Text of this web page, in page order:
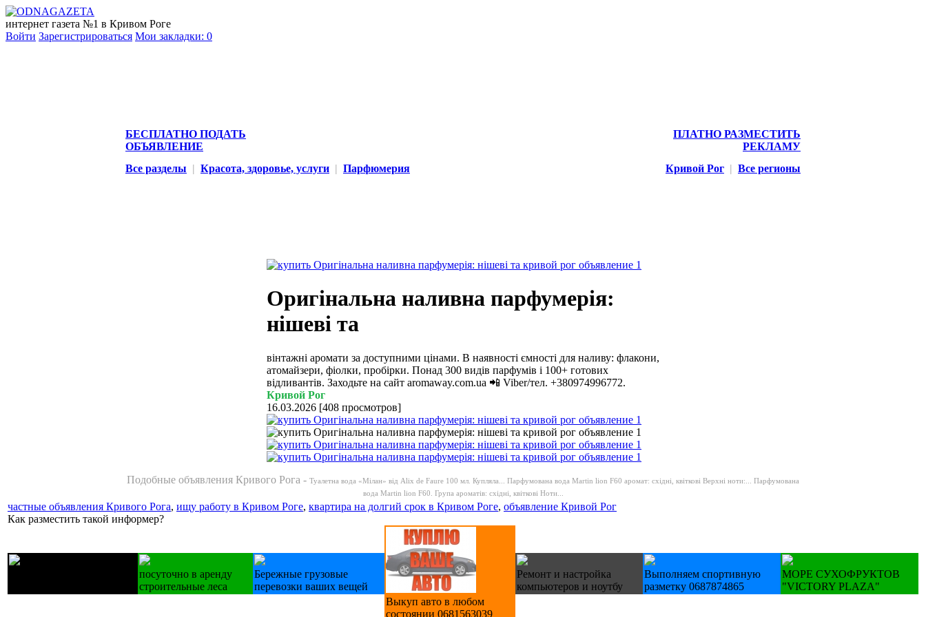
интернет газета №1 в Кривом Роге
Войти Зарегистрироваться Мои закладки: 0
БЕСПЛАТНО ПОДАТЬ
ОБЪЯВЛЕНИЕ
ПЛАТНО РАЗМЕСТИТЬ
РЕКЛАМУ
Все разделы | Красота, здоровье, услуги | Парфюмерия Кривой Рог | Все регионы
Оригінальна наливна парфумерія:
нішеві та
вінтажні аромати за доступними цінами. В наявності ємності для наливу: флакони,
атомайзери, фіолки, пробірки. Понад 300 видів парфумів і 100+ готових
відливантів. Заходьте на сайт aromaway.com.ua 📲 Viber/тел. +380974996772.
Кривой Рог
16.03.2026 [408 просмотров]
Подобные объявления Кривого Рога - Туалетна вода «Мілан» від Alix de Faure 100 мл. Купляла... Парфумована вода Martin lion F60 аромат: східні, квіткові Верхні ноти:... Парфумована
вода Martin lion F60. Група ароматів: східні, квіткові Ноти...
частные объявления Кривого Рога, ищу работу в Кривом Роге, квартира на долгий срок в Кривом Роге, объявление Кривой Рог
Как разместить такой информер?
посуточно в аренду
строительные леса
Бережные грузовые
перевозки ваших вещей
Выкуп авто в любом
состоянии 0681563039
Ремонт и настройка
компьютеров и ноутбу
Выполняем спортивную
разметку 0687874865
МОРЕ СУХОФРУКТОВ
"VICTORY PLAZA"